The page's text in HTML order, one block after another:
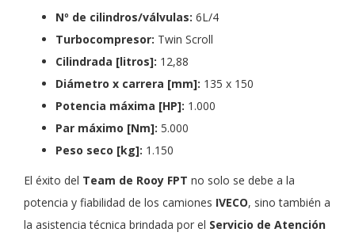
Nº de cilindros/válvulas: 6L/4
Turbocompresor: Twin Scroll
Cilindrada [litros]: 12,88
Diámetro x carrera [mm]: 135 x 150
Potencia máxima [HP]: 1.000
Par máximo [Nm]: 5.000
Peso seco [kg]: 1.150
El éxito del Team de Rooy FPT no solo se debe a la
potencia y fiabilidad de los camiones IVECO, sino también a
la asistencia técnica brindada por el Servicio de Atención